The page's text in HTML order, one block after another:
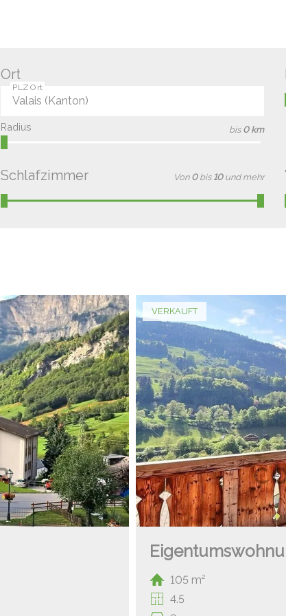
Ort
PLZ Ort
Radius bis 0 km
Schlafzimmer Von 0 bis 10 und mehr
VERKAUFT
105 m²
4.5